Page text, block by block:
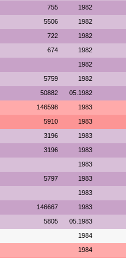
755 1982
5506 1982
722 1982
674 1982
1982
5759 1982
50882 05.1982
146598 1983
5910 1983
3196 1983
3196 1983
1983
5797 1983
1983
146667 1983
5805 05.1983
1984
1984